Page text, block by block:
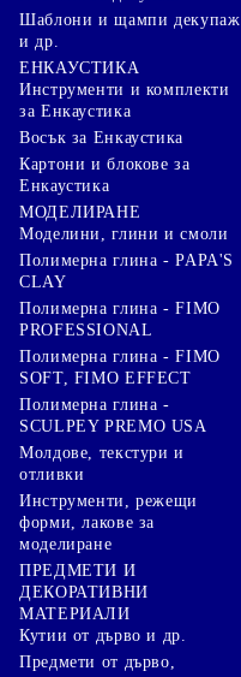
Шаблони и щампи декупаж
и др.
ЕНКАУСТИКА
Инструменти и комплекти
за Енкаустика
Восък за Енкаустика
Картони и блокове за
Енкаустика
МОДЕЛИРАНЕ
Моделини, глини и смоли
Полимерна глина - PAPA'S
CLAY
Полимерна глина - FIMO
PROFESSIONAL
Полимерна глина - FIMO
SOFT, FIMO EFFECT
Полимерна глина -
SCULPEY PREMO USA
Молдове, текстури и
отливки
Инструменти, режещи
форми, лакове за
моделиране
ПРЕДМЕТИ И
ДЕКОРАТИВНИ
МАТЕРИАЛИ
Кутии от дърво и др.
Предмети от дърво,